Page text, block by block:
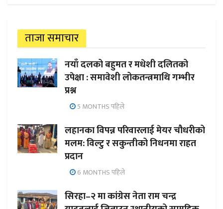
ताजा समाचार
नयाँ दलको बहुमत र मधेशी दलितको
उपेक्षा : समावेशी लोकतन्त्रमाथि गम्भीर
प्रश्न
5 MONTHS पहिले
लहानका विपन्न परिवारलाई मेयर चौधरीको
मलम: विल्टु र सकुन्तीको निधनमा राहत
प्रदान
6 MONTHS पहिले
सिरहा–२ मा कांग्रेस नेता राम चन्द्र